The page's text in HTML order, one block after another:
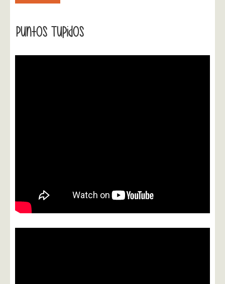
Puntos Tupidos